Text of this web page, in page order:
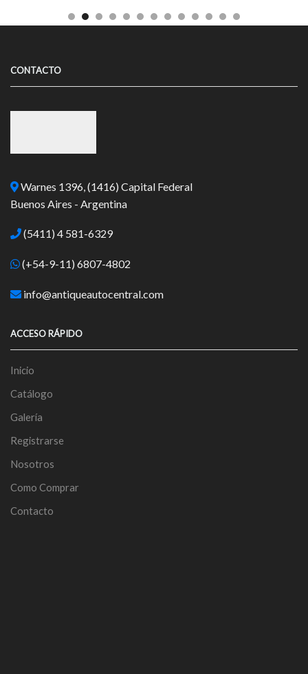
CONTACTO
Warnes 1396, (1416) Capital Federal
Buenos Aires - Argentina
(5411) 4 581-6329
(+54-9-11) 6807-4802
info@antiqueautocentral.com
ACCESO RÁPIDO
Inicio
Catálogo
Galería
Registrarse
Nosotros
Como Comprar
Contacto